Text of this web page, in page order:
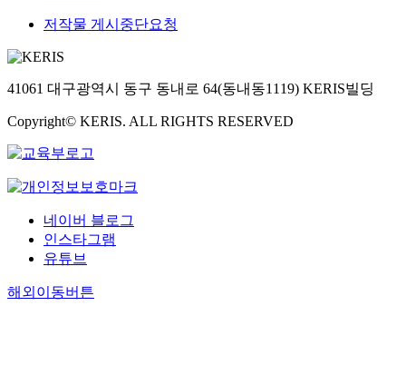
저작물 게시중단요청
41061 대구광역시 동구 동내로 64(동내동1119) KERIS빌딩
Copyright© KERIS. ALL RIGHTS RESERVED
네이버 블로그
인스타그램
유튜브
해외이동버튼